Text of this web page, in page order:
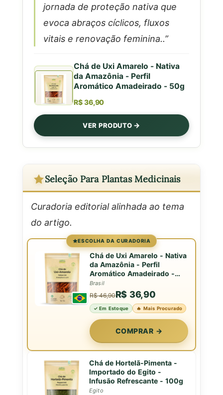
jornada de proteção nativa que
evoca abraços cíclicos, fluxos
vitais e renovação feminina..”
Chá de Uxi Amarelo - Nativa
da Amazônia - Perfil
Aromático Amadeirado - 50g
R$ 36,90
VER PRODUTO
Seleção Para Plantas Medicinais
Curadoria editorial alinhada ao tema
do artigo.
ESCOLHA DA CURADORIA
Chá de Uxi Amarelo - Nativa
da Amazônia - Perfil
Aromático Amadeirado -
50g
Brasil
R$ 46,90R$ 36,90
✓ Em Estoque 🔥 Mais Procurado
COMPRAR →
Chá de Hortelã-Pimenta -
Importado do Egito -
Infusão Refrescante - 100g
Egito